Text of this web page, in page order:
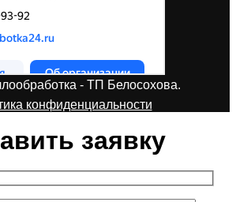
- ТП Белосохова.
конфиденциальности
заявку